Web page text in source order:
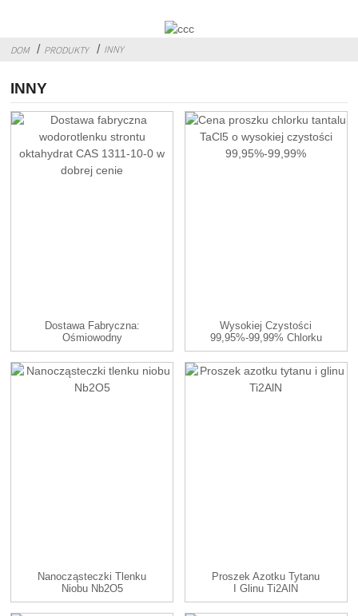
DOM PRODUKTY INNY
INNY
Dostawa Fabryczna:
Ośmiowodny
Wodorotlenek Strontu ...
Wysokiej Czystości
99,95%-99,99% Chlorku
Tantalu TaC...
Nanocząsteczki Tlenku
Niobu Nb2O5
Proszek Azotku Tytanu
I Glinu Ti2AlN